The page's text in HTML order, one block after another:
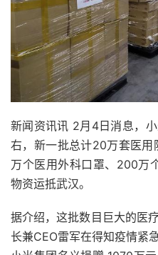
新闻资讯讯 2月4日消息，
右，新一批总计20万套医
万个医用外科口罩、200万
物资运抵武汉。
据介绍，这批数目巨大的医
长兼CEO雷军在得知疫情紧